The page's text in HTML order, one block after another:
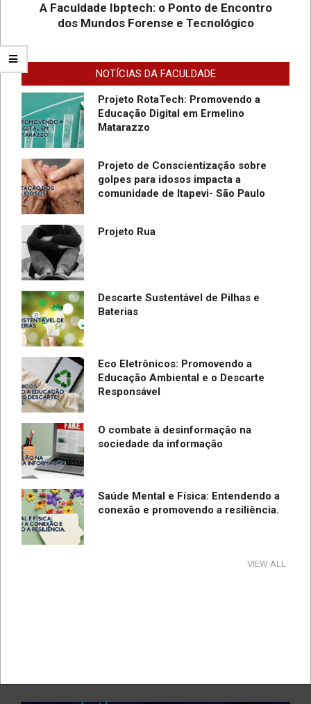
A Faculdade Ibptech: o Ponto de Encontro
dos Mundos Forense e Tecnológico
NOTÍCIAS DA FACULDADE
Cibernética para ingresso com
vestibular, Enem ou 2a. graduação na
Faculdade IBPTECH Lança Projeto
Promover Segurança na Internet
Projeto RotaTech: Promovendo a
Educação Digital em Ermelino
Matarazzo
Projeto de Conscientização sobre
golpes para idosos impacta a
comunidade de Itapevi- São Paulo
Projeto Rua
Descarte Sustentável de Pilhas e
Baterias
Eco Eletrônicos: Promovendo a
Educação Ambiental e o Descarte
Responsável
O combate à desinformação na
sociedade da informação
Saúde Mental e Física: Entendendo a
conexão e promovendo a resiliência.
Tecnologia e Direito na Sociedade da
VIEW ALL